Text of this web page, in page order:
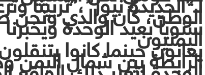
لـ”الحديدة نيوز”،”تربينا
الوطن، كان والدي ونحن
سنوياً بعيد الوحدة
اليمنيون
يعانون حينما كانوا
الرابطة بين شمال اليمن